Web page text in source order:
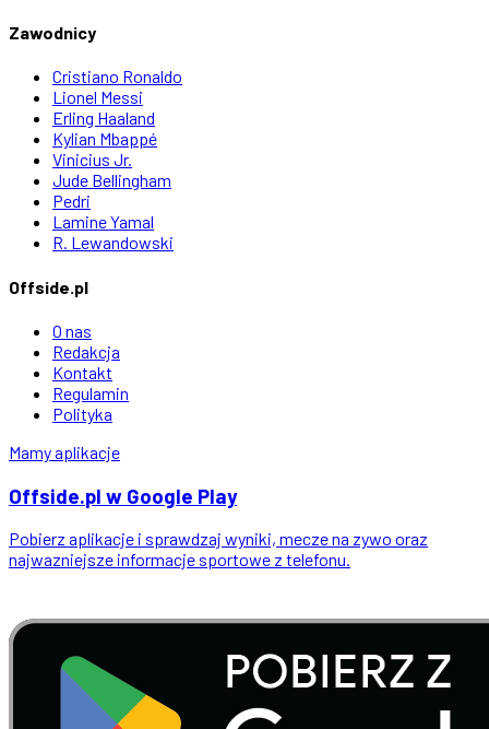
Zawodnicy
Cristiano Ronaldo
Lionel Messi
Erling Haaland
Kylian Mbappé
Vinicius Jr.
Jude Bellingham
Pedri
Lamine Yamal
R. Lewandowski
Offside.pl
O nas
Redakcja
Kontakt
Regulamin
Polityka
Mamy aplikacje
Offside.pl w Google Play
Pobierz aplikacje i sprawdzaj wyniki, mecze na zywo oraz
najwazniejsze informacje sportowe z telefonu.